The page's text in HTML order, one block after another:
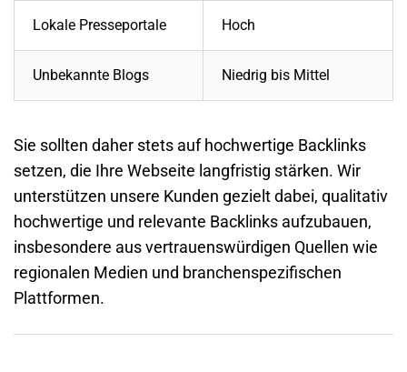
Lokale Presseportale Hoch
Unbekannte Blogs Niedrig bis Mittel
Sie sollten daher stets auf hochwertige Backlinks
setzen, die Ihre Webseite langfristig stärken. Wir
unterstützen unsere Kunden gezielt dabei, qualitativ
hochwertige und relevante Backlinks aufzubauen,
insbesondere aus vertrauenswürdigen Quellen wie
regionalen Medien und branchenspezifischen
Plattformen.